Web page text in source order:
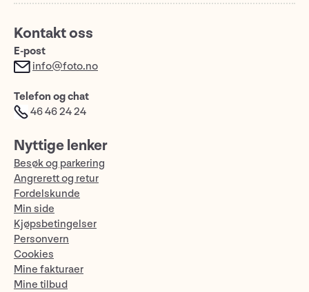
Kontakt oss
E-post
info@foto.no
Telefon og chat
46 46 24 24
Nyttige lenker
Besøk og parkering
Angrerett og retur
Fordelskunde
Min side
Kjøpsbetingelser
Personvern
Cookies
Mine fakturaer
Mine tilbud